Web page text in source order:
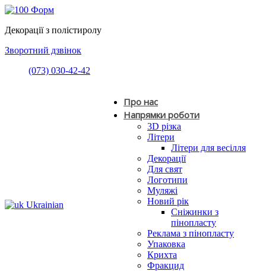
Декорації з полістиролу
Зворотний дзвінок
(073) 030-42-42
Ukrainian
Про нас
Напрямки роботи
3D різка
Літери
Літери для весілля
Декорації
Для свят
Логотипи
Муляжі
Новий рік
Сніжинки з
пінопласту
Реклама з пінопласту
Упаковка
Крихта
Фракцид